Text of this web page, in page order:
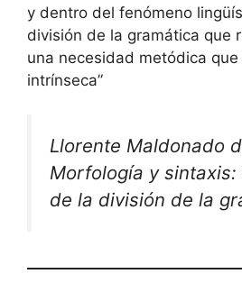
y dentro del fenómeno
división de la gramática que
una necesidad metódica
intrínseca”
Llorente Maldonado
Morfología y
de la división de la